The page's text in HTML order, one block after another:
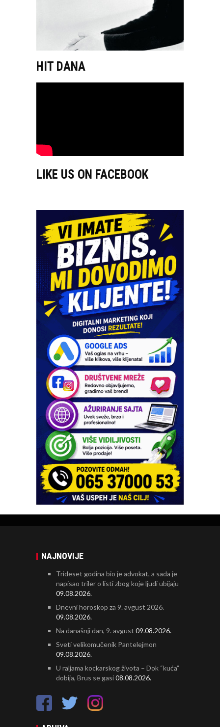
HIT DANA
LIKE US ON FACEBOOK
NAJNOVIJE
Trideset godina bio je advokat, a sada je
napisao triler o listi zbog koje ljudi ubijaju
09.08.2026.
Dnevni horoskop za 9. avgust 2026.
09.08.2026.
Na današnji dan, 9. avgust 09.08.2026.
Sveti velikomučenik Pantelejmon
09.08.2026.
U raljama kockarskog života – Dok “kuća”
dobija, Brus se gasi08.08.2026.